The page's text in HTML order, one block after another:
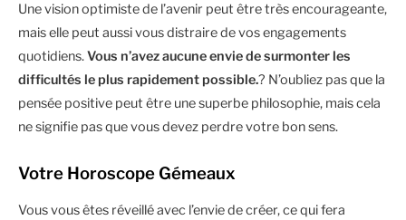
Une vision optimiste de l’avenir peut être très encourageante,
mais elle peut aussi vous distraire de vos engagements
quotidiens.Vous n’avez aucune envie de surmonter les
difficultés le plus rapidement possible.? N’oubliez pas que la
pensée positive peut être une superbe philosophie, mais cela
ne signifie pas que vous devez perdre votre bon sens.
Votre Horoscope Gémeaux
Vous vous êtes réveillé avec l’envie de créer, ce qui fera